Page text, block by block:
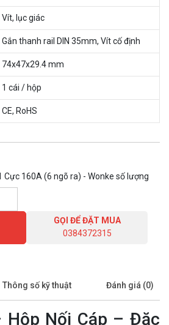
Vít, lục giác
Gắn thanh rail DIN 35mm, Vít cố định
74x47x29.4 mm
1 cái / hộp
CE, RoHS
Cực 160A (6 ngõ ra) - Wonke số lượng
GỌI ĐỂ ĐẶT MUA
0384372315
Thông số kỹ thuật Đánh giá (0)
Hộp Nối Cáp – Đặc